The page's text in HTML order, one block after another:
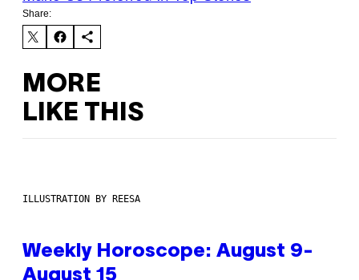
Share:
MORE
LIKE THIS
ILLUSTRATION BY REESA
Weekly Horoscope: August 9-
August 15